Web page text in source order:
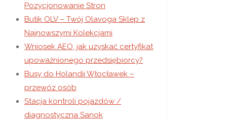
Pozycjonowanie Stron
Butik OLV – Twój Olavoga Sklep z
Najnowszymi Kolekcjami
Wniosek AEO, jak uzyskać certyfikat
upoważnionego przedsiębiorcy?
Busy do Holandii Włocławek –
przewóz osób
Stacja kontroli pojazdów /
diagnostyczna Sanok